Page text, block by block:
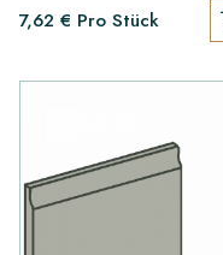
7,62 € Pro Stück